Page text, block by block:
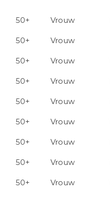
50+ Vrouw
50+ Vrouw
50+ Vrouw
50+ Vrouw
50+ Vrouw
50+ Vrouw
50+ Vrouw
50+ Vrouw
50+ Vrouw